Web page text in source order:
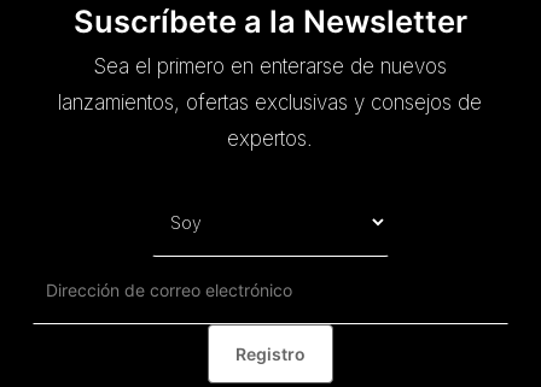
Suscríbete a la Newsletter
Sea el primero en enterarse de nuevos
lanzamientos, ofertas exclusivas y consejos de
expertos.